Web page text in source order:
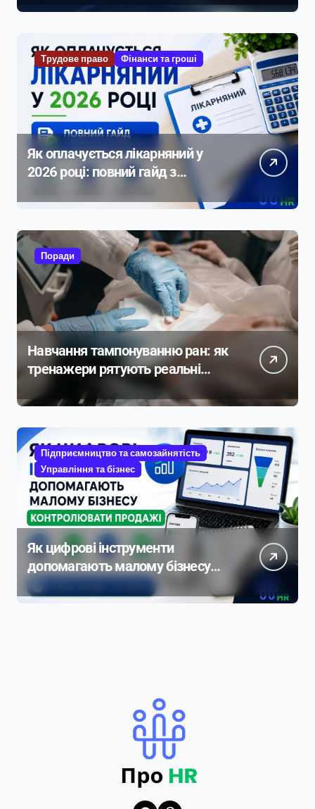
Трудове право Фінанси та гроші
Як оплачується лікарняний у
2026 році: повний гайд з
Поради
Навчання тампонуванню ран: як
тренажери рятують реальні
життя
Підприємництво та самозайнятість
Управління та бізнес
Як цифрові інструменти
допомагають малому бізнесу
контролювати продажі